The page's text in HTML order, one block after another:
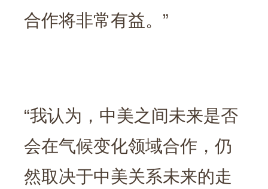
合作将非常有益。”
“我认为，中美之间未来是否
会在气候变化领域合作，仍
然取决于中美关系未来的走